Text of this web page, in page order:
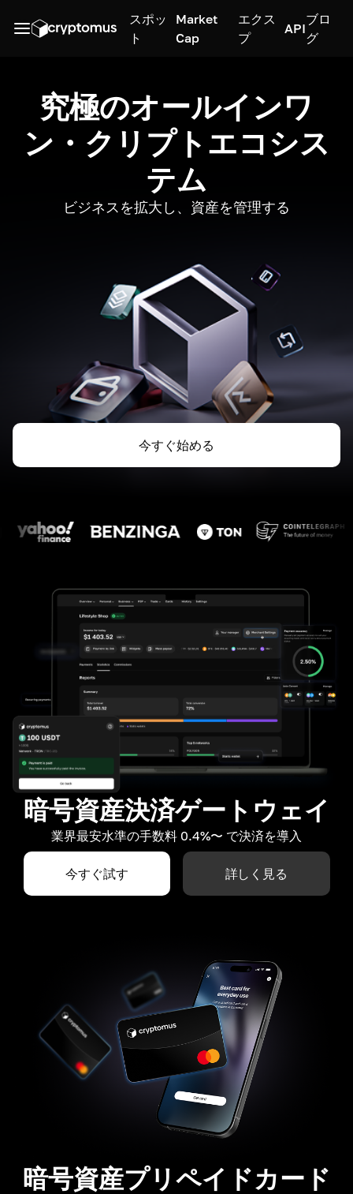
スポッ
ト
Market
Cap
エクス
プ
API
ブロ
グ
究極のオールインワ
ン・クリプトエコシス
テム
ビジネスを拡大し、資産を管理する
今すぐ始める
暗号資産決済ゲートウェイ
業界最安水準の手数料 0.4%〜 で決済を導入
今すぐ試す 詳しく見る
暗号資産プリペイドカード